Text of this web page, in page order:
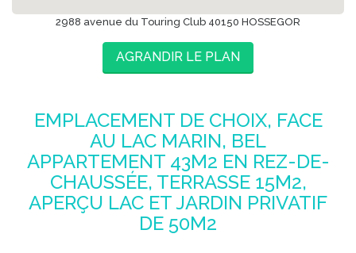
2988 avenue du Touring Club 40150 HOSSEGOR
AGRANDIR LE PLAN
EMPLACEMENT DE CHOIX, FACE
AU LAC MARIN, BEL
APPARTEMENT 43M2 EN REZ-DE-
CHAUSSÉE, TERRASSE 15M2,
APERÇU LAC ET JARDIN PRIVATIF
DE 50M2